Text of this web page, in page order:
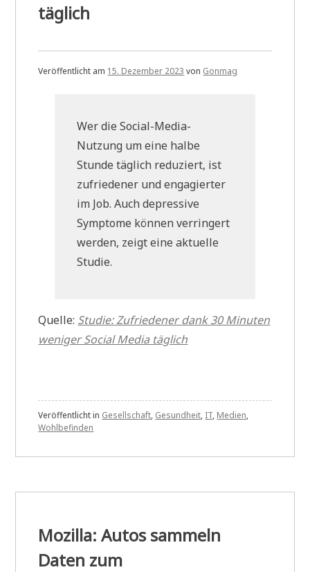
täglich
Veröffentlicht am 15. Dezember 2023 von Gonmag
Wer die Social-Media-
Nutzung um eine halbe
Stunde täglich reduziert, ist
zufriedener und engagierter
im Job. Auch depressive
Symptome können verringert
werden, zeigt eine aktuelle
Studie.
Quelle: Studie: Zufriedener dank 30 Minuten
weniger Social Media täglich
Veröffentlicht in Gesellschaft, Gesundheit, IT, Medien,
Wohlbefinden
Mozilla: Autos sammeln
Daten zum